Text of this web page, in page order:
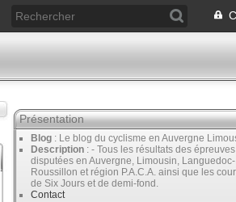
Présentation
Blog : Le blog du cyclisme en Auvergne
Description : - Tous les résultats des épreuves
disputées en Auvergne, Limousin, Languedoc-
Roussillon et région P.A.C.A. ainsi que les
de Six Jours et de demi-fond.
Contact